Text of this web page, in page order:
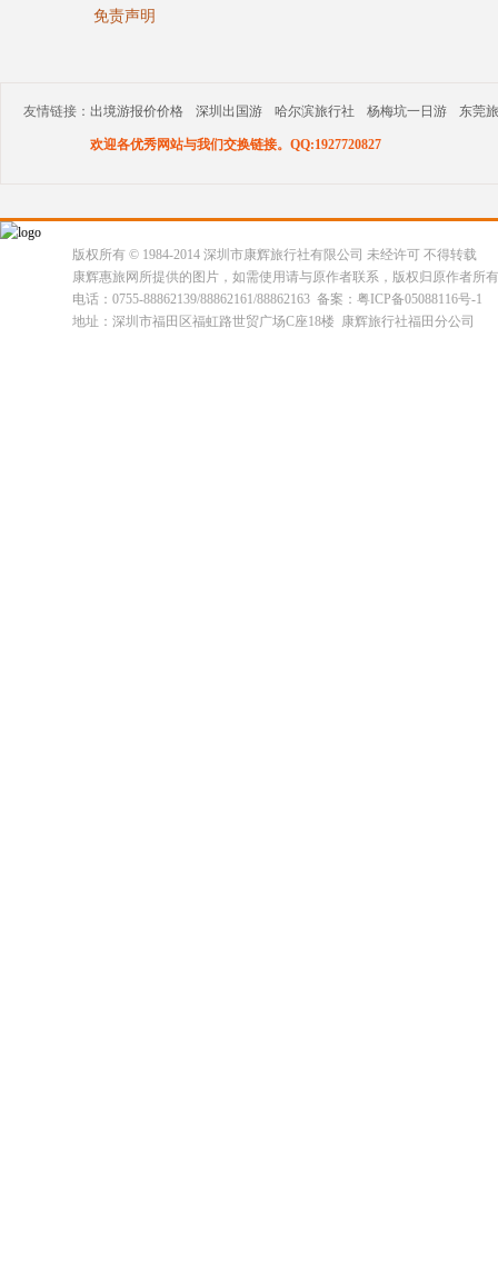
免责声明
友情链接： 出境游报价价格 深圳出国游 哈尔滨旅行社 杨梅坑一日游 东莞
欢迎各优秀网站与我们交换链接。QQ:1927720827
版权所有 © 1984-2014 深圳市康辉旅行社有限公司 未经许可 不得转载
康辉惠旅网所提供的图片，如需使用请与原作者联系，版权归原作者所
电话：0755-88862139/88862161/88862163 备案：粤ICP备05088116号-1
地址：深圳市福田区福虹路世贸广场C座18楼 康辉旅行社福田分公司